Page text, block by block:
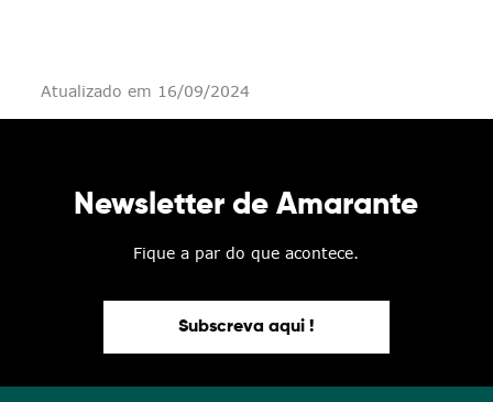
Atualizado em 16/09/2024
Newsletter de Amarante
Fique a par do que acontece.
Subscreva aqui !